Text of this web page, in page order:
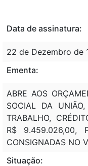
Data de assinatura:
22 de Dezembro de
Ementa:
ABRE AOS
SOCIAL DA
TRABALHO,
R$ 9.459.026,00,
CONSIGNADAS NO
Situação: